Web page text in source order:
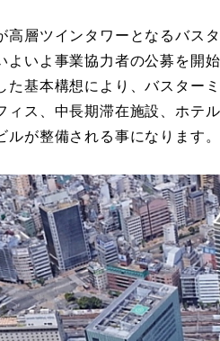
高層ツインタワーとなるバス
よいよ事業協力者の公募を開
た基本構想により、バスター
ィス、中長期滞在施設、ホテ
ルが整備される事になります。